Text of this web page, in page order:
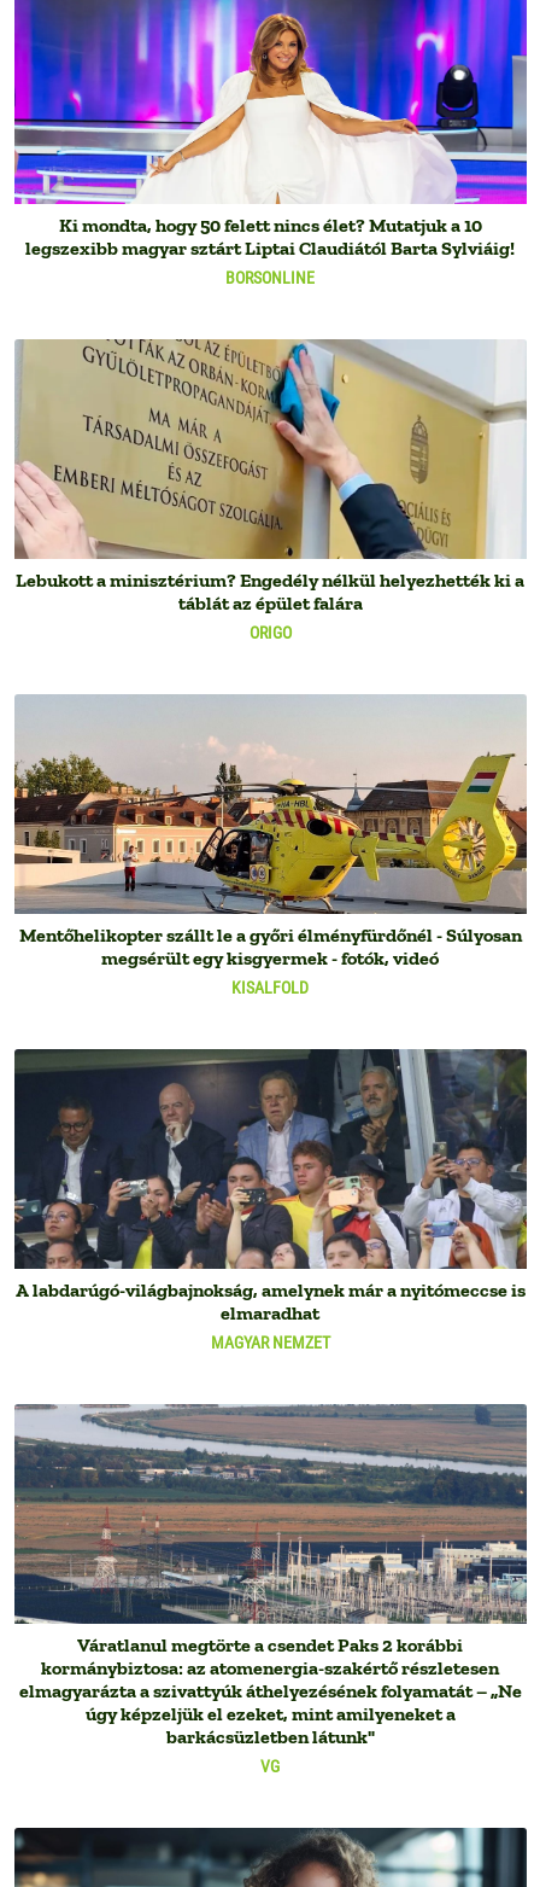
BORSONLINE
Ki mondta, hogy 50 felett nincs élet? Mutatjuk a 10
legszexibb magyar sztárt Liptai Claudiától Barta Sylviáig!
ORIGO
Lebukott a minisztérium? Engedély nélkül helyezhették ki a
táblát az épület falára
KISALFOLD
Mentőhelikopter szállt le a győri élményfürdőnél - Súlyosan
megsérült egy kisgyermek - fotók, videó
MAGYAR NEMZET
A labdarúgó-világbajnokság, amelynek már a nyitómeccse is
elmaradhat
VG
Váratlanul megtörte a csendet Paks 2 korábbi
kormánybiztosa: az atomenergia-szakértő részletesen
elmagyarázta a szivattyúk áthelyezésének folyamatát – „Ne
úgy képzeljük el ezeket, mint amilyeneket a
barkácsüzletben látunk"